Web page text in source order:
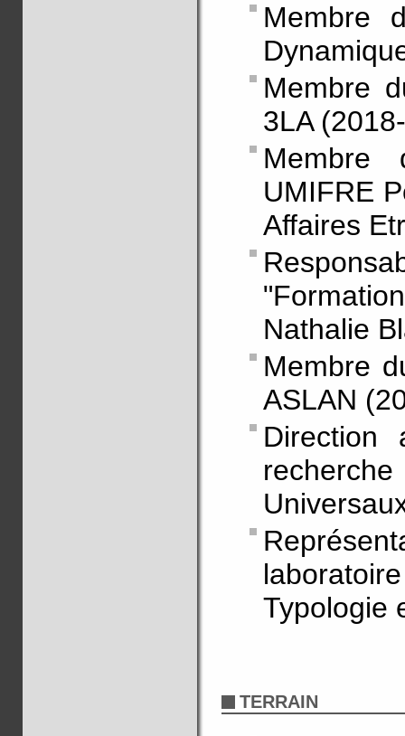
Membre
Membre
3LA
Membre
UMIFRE
Affaires
Nathalie
Membre
ASLAN
Direction
Typologie
TERRAIN